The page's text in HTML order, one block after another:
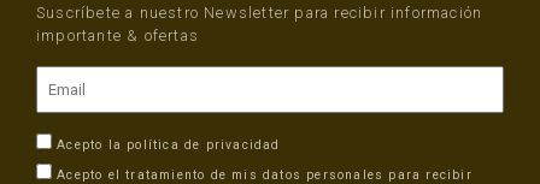
Suscríbete a nuestro Newsletter para recibir información
importante & ofertas
Acepto la política de privacidad
Acepto el tratamiento de mis datos personales para recibir